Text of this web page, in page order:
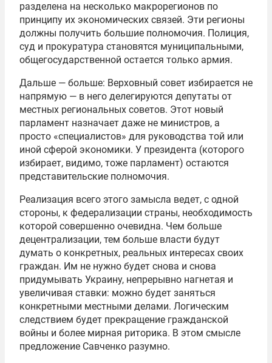
разделена на несколько макрорегионов по
принципу их экономических связей. Эти регионы
должны получить большие полномочия. Полиция,
суд и прокуратура становятся муниципальными,
общегосударственной остается только армия.
Дальше — больше: Верховный совет избирается не
напрямую — в него делегируются депутаты от
местных региональных советов. Этот новый
парламент назначает даже не министров, а
просто «специалистов» для руководства той или
иной сферой экономики. У президента (которого
избирает, видимо, тоже парламент) остаются
представительские полномочия.
Реализация всего этого замысла ведет, с одной
стороны, к федерализации страны, необходимость
которой совершенно очевидна. Чем больше
децентрализации, тем больше власти будут
думать о конкретных, реальных интересах своих
граждан. Им не нужно будет снова и снова
придумывать Украину, непрерывно нагнетая и
увеличивая ставки: можно будет заняться
конкретными местными делами. Логическим
следствием будет прекращение гражданской
войны и более мирная риторика. В этом смысле
предложение Савченко разумно.